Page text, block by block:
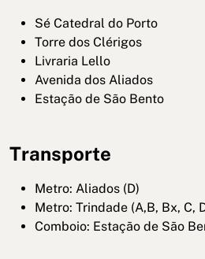
Sé Catedral do Porto
Torre dos Clérigos
Livraria Lello
Avenida dos Aliados
Estação de São Bento
Transporte
Metro: Aliados (D)
Metro: Trindade (A,B, Bx, C,
Comboio: Estação de São